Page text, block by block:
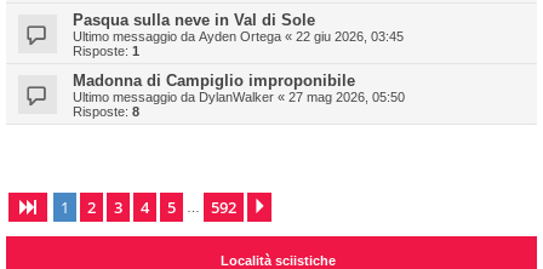
Pasqua sulla neve in Val di Sole
Ultimo messaggio da Ayden Ortega « 22 giu 2026, 03:45
Risposte: 1
Madonna di Campiglio improponibile
Ultimo messaggio da DylanWalker « 27 mag 2026, 05:50
Risposte: 8
Pagina di 592
1 2 3 4 5 592
Località sciistiche